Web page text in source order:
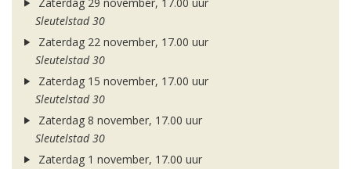
Zaterdag 29 november, 17.00 uur
Sleutelstad 30
Zaterdag 22 november, 17.00 uur
Sleutelstad 30
Zaterdag 15 november, 17.00 uur
Sleutelstad 30
Zaterdag 8 november, 17.00 uur
Sleutelstad 30
Zaterdag 1 november, 17.00 uur